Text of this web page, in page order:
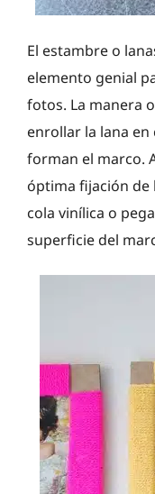
El estambre o
elemento genial
fotos. La manera
enrollar la lana en
forman el marco.
óptima fijación de
cola vinílica o
superficie del